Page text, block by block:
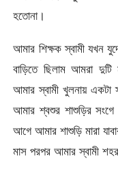
হতোনা।
আমার শিক্ষক স্বামী যখন
বাড়িতে ছিলাম আমরা
আমার স্বামী খুলনায়
আমার শ্বশুর শাশুড়ির
আগে আমার শাশুড়ি মারা
মাস পরপর আমার স্বামী